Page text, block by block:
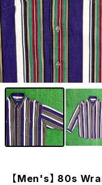
【Men's】 80s